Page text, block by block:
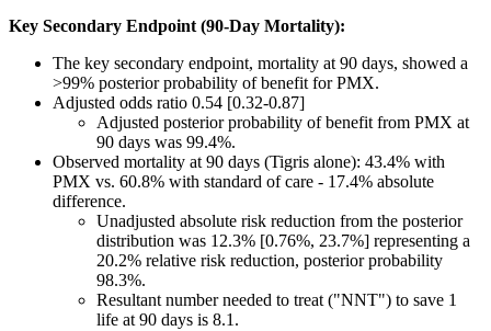
Key Secondary Endpoint (90-Day Mortality):
The key secondary endpoint, mortality at 90 days, showed a
>99% posterior probability of benefit for PMX.
Adjusted odds ratio 0.54 [0.32-0.87]
Adjusted posterior probability of benefit from PMX at
90 days was 99.4%.
Observed mortality at 90 days (Tigris alone): 43.4% with
PMX vs. 60.8% with standard of care - 17.4% absolute
difference.
Unadjusted absolute risk reduction from the posterior
distribution was 12.3% [0.76%, 23.7%] representing a
20.2% relative risk reduction, posterior probability
98.3%.
Resultant number needed to treat ("NNT") to save 1
life at 90 days is 8.1.